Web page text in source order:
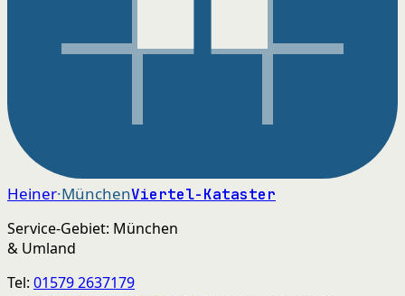
Heiner·MünchenViertel-Kataster
Service-Gebiet: München
& Umland
Tel: 01579 2637179